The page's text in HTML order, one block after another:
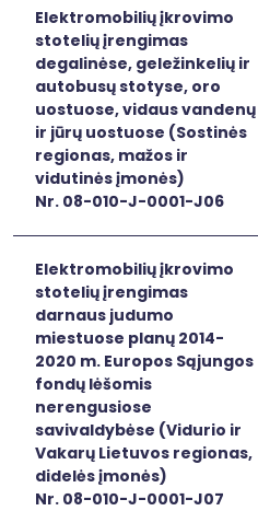
Elektromobilių įkrovimo
stotelių įrengimas
degalinėse, geležinkelių ir
autobusų stotyse, oro
uostuose, vidaus vandenų
ir jūrų uostuose (Sostinės
regionas, mažos ir
vidutinės įmonės)
Nr. 08-010-J-0001-J06
Elektromobilių įkrovimo
stotelių įrengimas
darnaus judumo
miestuose planų 2014-
2020 m. Europos Sąjungos
fondų lėšomis
nerengusiose
savivaldybėse (Vidurio ir
Vakarų Lietuvos regionas,
didelės įmonės)
Nr. 08-010-J-0001-J07